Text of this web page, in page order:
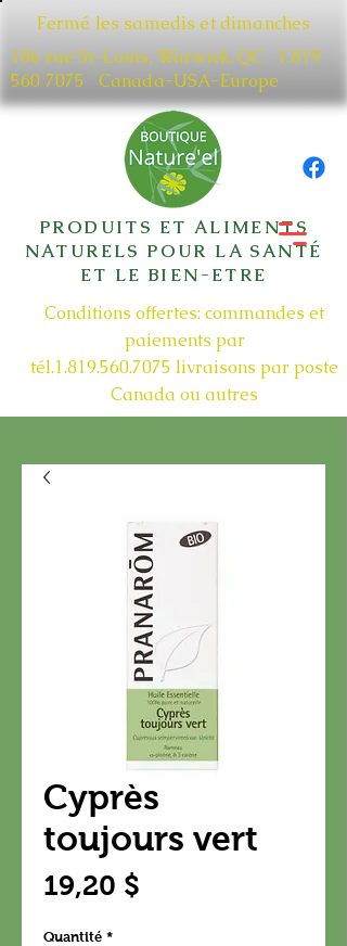
Fermé les samedis et dimanches
186 rue St-Louis, Warwick, QC​ 1.819
560 7075
Canada-USA-Europe
PRODUITS ET ALIMENTS
NATURELS POUR LA SANTÉ
ET LE BIEN-ETRE
Conditions offertes: commandes et
paiements par
tél.1.819.560.7075 livraisons par poste
Canada ou autres
Cyprès
toujours vert
19,20 $
Quantité *